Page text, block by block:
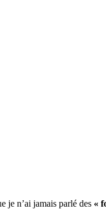
je n’ai jamais parlé des «